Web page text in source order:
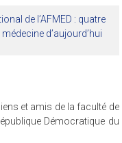
de l’AFMED : quatre
d’aujourd’hui
et amis de la faculté de
Démocratique du